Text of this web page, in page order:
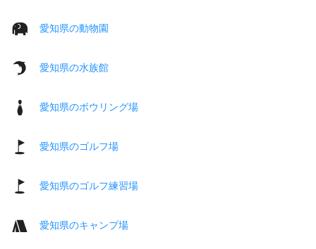
愛知県の動物園
愛知県の水族館
愛知県のボウリング場
愛知県のゴルフ場
愛知県のゴルフ練習場
愛知県のキャンプ場